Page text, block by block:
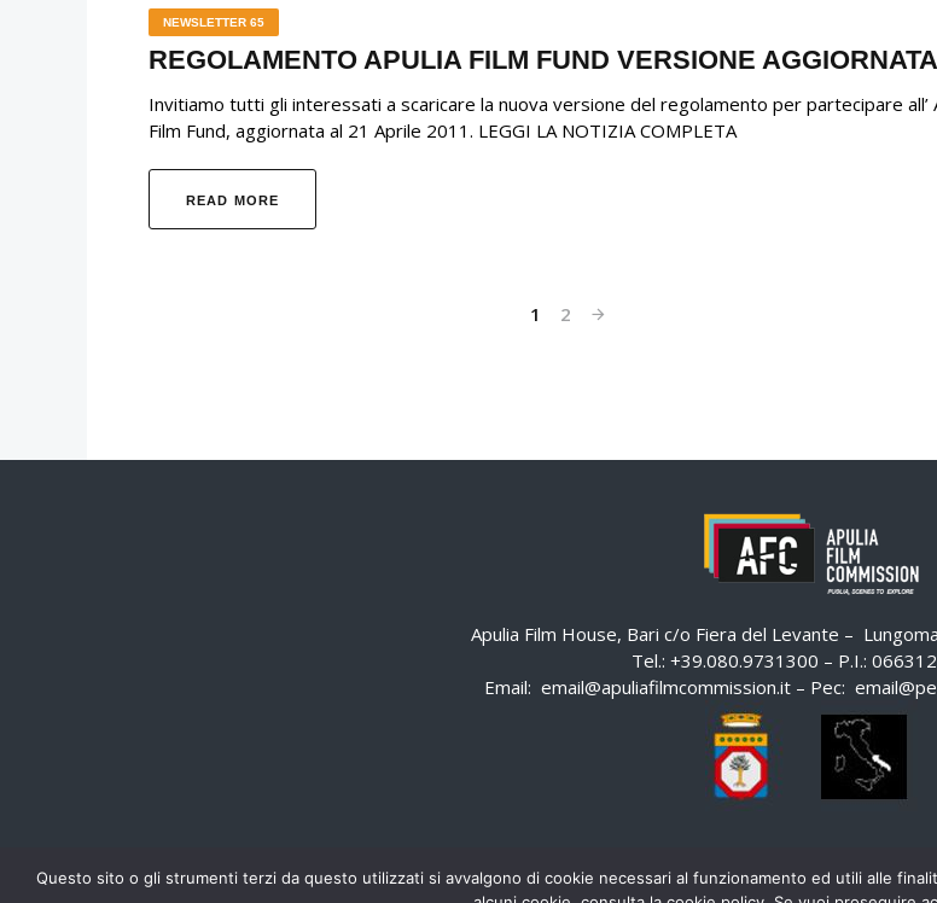
NEWSLETTER 65
REGOLAMENTO APULIA FILM FUND VERSIONE AGGIORNATA
Invitiamo tutti gli interessati a scaricare la nuova versione del regolamento per partecipare all’
Film Fund, aggiornata al 21 Aprile 2011. LEGGI LA NOTIZIA COMPLETA
READ MORE
1 2
Apulia Film House, Bari c/o Fiera del Levante –
Tel.: +39.080.9731300 – P.I.:
Email: email@apuliafilmcommission.it – Pec:
Questo sito o gli strumenti terzi da questo utilizzati si avvalgono di cookie necessari al funzionamento ed utili alle